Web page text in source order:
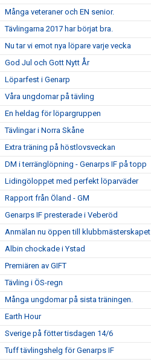
Många veteraner och EN senior.
Tävlingarna 2017 har börjat bra.
Nu tar vi emot nya löpare varje vecka
God Jul och Gott Nytt År
Löparfest i Genarp
Våra ungdomar på tävling
En heldag för löpargruppen
Tävlingar i Norra Skåne
Extra träning på höstlovsveckan
DM i terränglöpning - Genarps IF på topp
Lidingöloppet med perfekt löparväder
Rapport från Öland - GM
Genarps IF presterade i Veberöd
Anmälan nu öppen till klubbmästerskapet
Albin chockade i Ystad
Premiären av GIFT
Tävling i ÖS-regn
Många ungdomar på sista träningen.
Earth Hour
Sverige på fötter tisdagen 14/6
Tuff tävlingshelg för Genarps IF